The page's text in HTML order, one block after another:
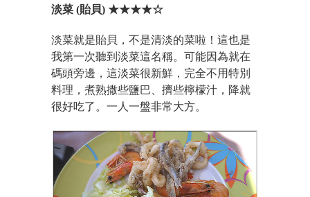
淡菜 (貽貝) ★★★★☆
淡菜就是貽貝，不是清淡的菜啦！這也是
我第一次聽到淡菜這名稱。可能因為就在
碼頭旁邊，這淡菜很新鮮，完全不用特別
料理，煮熟撒些鹽巴、擠些檸檬汁，降就
很好吃了。一人一盤非常大方。